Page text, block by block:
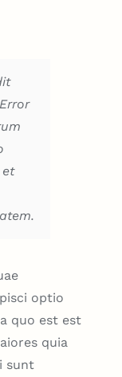
et
optio
quo est est
quia
sunt